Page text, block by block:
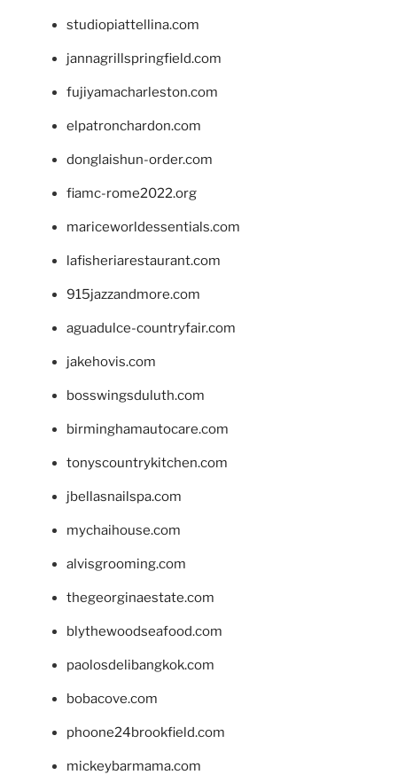
studiopiattellina.com
jannagrillspringfield.com
fujiyamacharleston.com
elpatronchardon.com
donglaishun-order.com
fiamc-rome2022.org
mariceworldessentials.com
lafisheriarestaurant.com
915jazzandmore.com
aguadulce-countryfair.com
jakehovis.com
bosswingsduluth.com
birminghamautocare.com
tonyscountrykitchen.com
jbellasnailspa.com
mychaihouse.com
alvisgrooming.com
thegeorginaestate.com
blythewoodseafood.com
paolosdelibangkok.com
bobacove.com
phoone24brookfield.com
mickeybarmama.com